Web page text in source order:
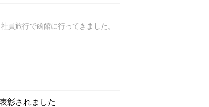
員旅行で函館に行ってきました。
彰されました